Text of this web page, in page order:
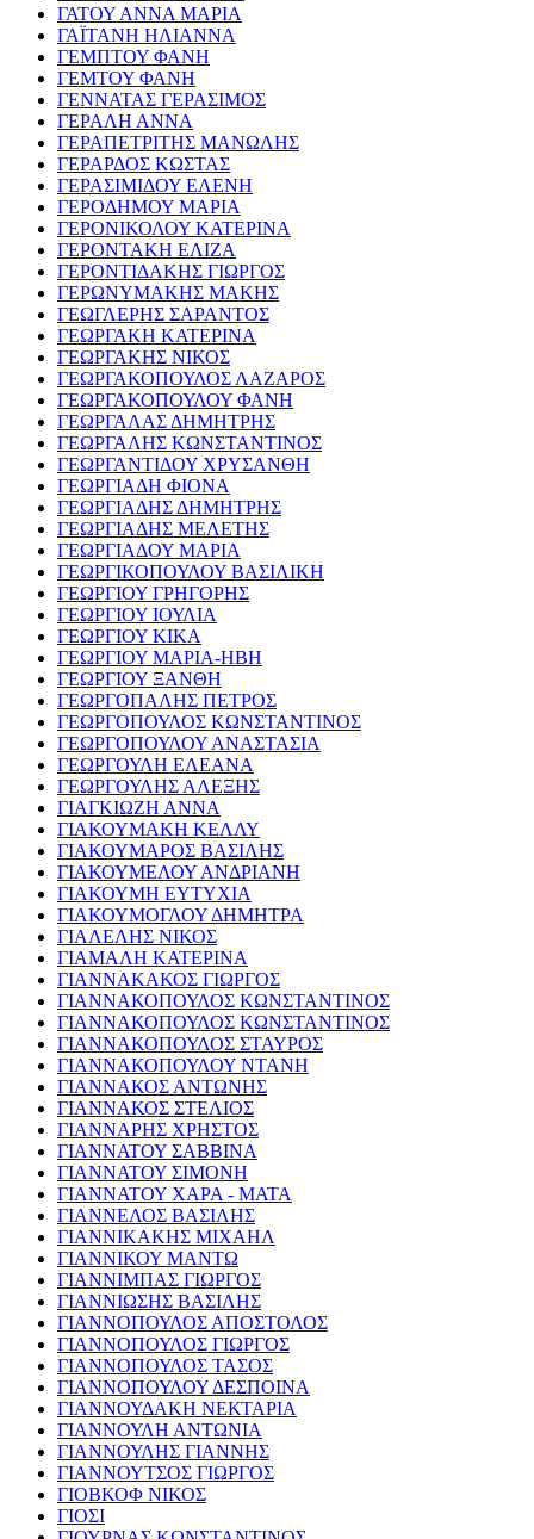
ΓΑΤΟΥ ΑΝΝΑ ΜΑΡΙΑ
ΓΑΪΤΑΝΗ ΗΛΙΑΝΝΑ
ΓΕΜΠΤΟΥ ΦΑΝΗ
ΓΕΜΤΟΥ ΦΑΝΗ
ΓΕΝΝΑΤΑΣ ΓΕΡΑΣΙΜΟΣ
ΓΕΡΑΛΗ ΑΝΝΑ
ΓΕΡΑΠΕΤΡΙΤΗΣ ΜΑΝΩΛΗΣ
ΓΕΡΑΡΔΟΣ ΚΩΣΤΑΣ
ΓΕΡΑΣΙΜΙΔΟΥ ΕΛΕΝΗ
ΓΕΡΟΔΗΜΟΥ ΜΑΡΙΑ
ΓΕΡΟΝΙΚΟΛΟΥ ΚΑΤΕΡΙΝΑ
ΓΕΡΟΝΤΑΚΗ ΕΛΙΖΑ
ΓΕΡΟΝΤΙΔΑΚΗΣ ΓΙΩΡΓΟΣ
ΓΕΡΩΝΥΜΑΚΗΣ ΜΑΚΗΣ
ΓΕΩΓΛΕΡΗΣ ΣΑΡΑΝΤΟΣ
ΓΕΩΡΓΑΚΗ ΚΑΤΕΡΙΝΑ
ΓΕΩΡΓΑΚΗΣ ΝΙΚΟΣ
ΓΕΩΡΓΑΚΟΠΟΥΛΟΣ ΛΑΖΑΡΟΣ
ΓΕΩΡΓΑΚΟΠΟΥΛΟΥ ΦΑΝΗ
ΓΕΩΡΓΑΛΑΣ ΔΗΜΗΤΡΗΣ
ΓΕΩΡΓΑΛΗΣ ΚΩΝΣΤΑΝΤΙΝΟΣ
ΓΕΩΡΓΑΝΤΙΔΟΥ ΧΡΥΣΑΝΘΗ
ΓΕΩΡΓΙΑΔΗ ΦΙΟΝΑ
ΓΕΩΡΓΙΑΔΗΣ ΔΗΜΗΤΡΗΣ
ΓΕΩΡΓΙΑΔΗΣ ΜΕΛΕΤΗΣ
ΓΕΩΡΓΙΑΔΟΥ ΜΑΡΙΑ
ΓΕΩΡΓΙΚΟΠΟΥΛΟΥ ΒΑΣΙΛΙΚΗ
ΓΕΩΡΓΙΟΥ ΓΡΗΓΟΡΗΣ
ΓΕΩΡΓΙΟΥ ΙΟΥΛΙΑ
ΓΕΩΡΓΙΟΥ ΚΙΚΑ
ΓΕΩΡΓΙΟΥ ΜΑΡΙΑ-ΗΒΗ
ΓΕΩΡΓΙΟΥ ΞΑΝΘΗ
ΓΕΩΡΓΟΠΑΛΗΣ ΠΕΤΡΟΣ
ΓΕΩΡΓΟΠΟΥΛΟΣ ΚΩΝΣΤΑΝΤΙΝΟΣ
ΓΕΩΡΓΟΠΟΥΛΟΥ ΑΝΑΣΤΑΣΙΑ
ΓΕΩΡΓΟΥΛΗ ΕΛΕΑΝΑ
ΓΕΩΡΓΟΥΛΗΣ ΑΛΕΞΗΣ
ΓΙΑΓΚΙΩΖΗ ΑΝΝΑ
ΓΙΑΚΟΥΜΑΚΗ ΚΕΛΛΥ
ΓΙΑΚΟΥΜΑΡΟΣ ΒΑΣΙΛΗΣ
ΓΙΑΚΟΥΜΕΛΟΥ ΑΝΔΡΙΑΝΗ
ΓΙΑΚΟΥΜΗ ΕΥΤΥΧΙΑ
ΓΙΑΚΟΥΜΟΓΛΟΥ ΔΗΜΗΤΡΑ
ΓΙΑΛΕΛΗΣ ΝΙΚΟΣ
ΓΙΑΜΑΛΗ ΚΑΤΕΡΙΝΑ
ΓΙΑΝΝΑΚΑΚΟΣ ΓΙΩΡΓΟΣ
ΓΙΑΝΝΑΚΟΠΟΥΛΟΣ ΚΩΝΣΤΑΝΤΙΝΟΣ
ΓΙΑΝΝΑΚΟΠΟΥΛΟΣ ΚΩΝΣΤΑΝΤΙΝΟΣ
ΓΙΑΝΝΑΚΟΠΟΥΛΟΣ ΣΤΑΥΡΟΣ
ΓΙΑΝΝΑΚΟΠΟΥΛΟΥ ΝΤΑΝΗ
ΓΙΑΝΝΑΚΟΣ ΑΝΤΩΝΗΣ
ΓΙΑΝΝΑΚΟΣ ΣΤΕΛΙΟΣ
ΓΙΑΝΝΑΡΗΣ ΧΡΗΣΤΟΣ
ΓΙΑΝΝΑΤΟΥ ΣΑΒΒΙΝΑ
ΓΙΑΝΝΑΤΟΥ ΣΙΜΟΝΗ
ΓΙΑΝΝΑΤΟΥ ΧΑΡΑ - ΜΑΤΑ
ΓΙΑΝΝΕΛΟΣ ΒΑΣΙΛΗΣ
ΓΙΑΝΝΙΚΑΚΗΣ ΜΙΧΑΗΛ
ΓΙΑΝΝΙΚΟΥ ΜΑΝΤΩ
ΓΙΑΝΝΙΜΠΑΣ ΓΙΩΡΓΟΣ
ΓΙΑΝΝΙΩΣΗΣ ΒΑΣΙΛΗΣ
ΓΙΑΝΝΟΠΟΥΛΟΣ ΑΠΟΣΤΟΛΟΣ
ΓΙΑΝΝΟΠΟΥΛΟΣ ΓΙΩΡΓΟΣ
ΓΙΑΝΝΟΠΟΥΛΟΣ ΤΑΣΟΣ
ΓΙΑΝΝΟΠΟΥΛΟΥ ΔΕΣΠΟΙΝΑ
ΓΙΑΝΝΟΥΔΑΚΗ ΝΕΚΤΑΡΙΑ
ΓΙΑΝΝΟΥΛΗ ΑΝΤΩΝΙΑ
ΓΙΑΝΝΟΥΛΗΣ ΓΙΑΝΝΗΣ
ΓΙΑΝΝΟΥΤΣΟΣ ΓΙΩΡΓΟΣ
ΓΙΟΒΚΟΦ ΝΙΚΟΣ
ΓΙΟΣΙ